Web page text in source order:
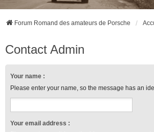
Forum Romand des amateurs de Porsche
Contact Admin
Your name :
Please enter your name, so the message has an
Your email address :